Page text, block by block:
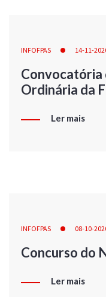
INFOFPAS 14-11-
Convocatória
Ordinária da
Ler mais
INFOFPAS 08-10-
Concurso do
Ler mais